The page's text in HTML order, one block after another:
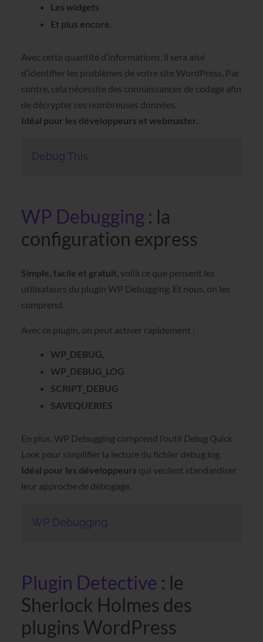
Les widgets
Et plus encore.
Avec cette quantité d’informations, il sera aisé
d’identifier les problèmes de votre site WordPress. Par
contre, cela nécessite des connaissances de codage afin
de décrypter ces nombreuses données.
Idéal pour les développeurs et webmaster.
Debug This
WP Debugging: la
configuration express
Simple, facile et gratuit, voilà ce que pensent les
utilisateurs du plugin WP Debugging. Et nous, on les
comprend.
Avec ce plugin, on peut activer rapidement :
WP_DEBUG,
WP_DEBUG_LOG
SCRIPT_DEBUG
SAVEQUERIES
En plus, WP Debugging comprend l’outil Debug Quick
Look pour simplifier la lecture du fichier debug.log.
Idéal pour les développeurs qui veulent standardiser
leur approche de débogage.
WP Debugging
Plugin Detective : le
Sherlock Holmes des
plugins WordPress